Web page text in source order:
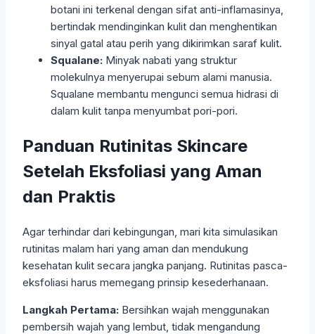
botani ini terkenal dengan sifat anti-inflamasinya,
bertindak mendinginkan kulit dan menghentikan
sinyal gatal atau perih yang dikirimkan saraf kulit.
Squalane: Minyak nabati yang struktur
molekulnya menyerupai sebum alami manusia.
Squalane membantu mengunci semua hidrasi di
dalam kulit tanpa menyumbat pori-pori.
Panduan Rutinitas Skincare
Setelah Eksfoliasi yang Aman
dan Praktis
Agar terhindar dari kebingungan, mari kita simulasikan
rutinitas malam hari yang aman dan mendukung
kesehatan kulit secara jangka panjang. Rutinitas pasca-
eksfoliasi harus memegang prinsip kesederhanaan.
Langkah Pertama: Bersihkan wajah menggunakan
pembersih wajah yang lembut, tidak mengandung